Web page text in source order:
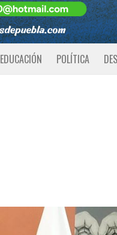
EDUCACIÓN POLÍTICA